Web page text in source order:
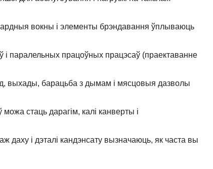
вокны і элементы брэндавання ўплываюць
і паралельных працоўных працэсаў (праектаванне
выхады, барацьба з дымам і мясцовыя дазволы
стаць дарагім, калі канверты і
даху і дэталі кандэнсату вызначаюць, як часта вы